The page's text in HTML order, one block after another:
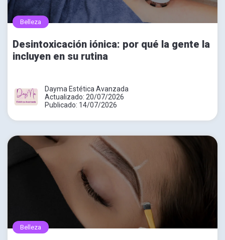
Belleza
Desintoxicación iónica: por qué la gente la
incluyen en su rutina
Dayma Estética Avanzada
Actualizado: 20/07/2026
Publicado: 14/07/2026
Belleza